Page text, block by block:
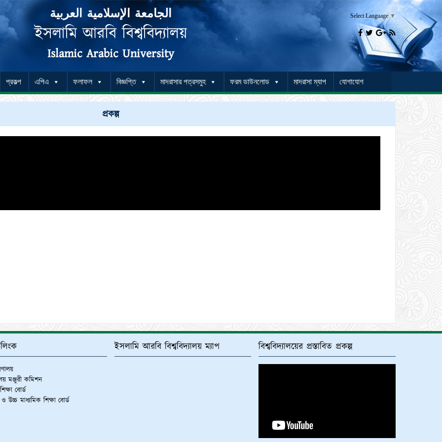
الجامعة الإسلامية العربية
ইসলামি আরবি বিশ্ববিদ্যালয়
Islamic Arabic University
Select Language ▼
   
প্রকল্প এপিএ ফলাফল বিজ্ঞপ্তি মাদরাসার পত্রসমুহ ফরম ডাউনলোড মাদরাসা ম্যাপ যোগাযোগ
প্রকল্প
মঞ্জুরী কমিশন
বোর্ড
উচ্চ মাধ্যমিক শিক্ষা বোর্ড
ইসলামি আরবি বিশ্ববিদ্যালয় ম্যাপ বিশ্ববিদ্যালয়ের প্রস্তাবিত প্রকল্প